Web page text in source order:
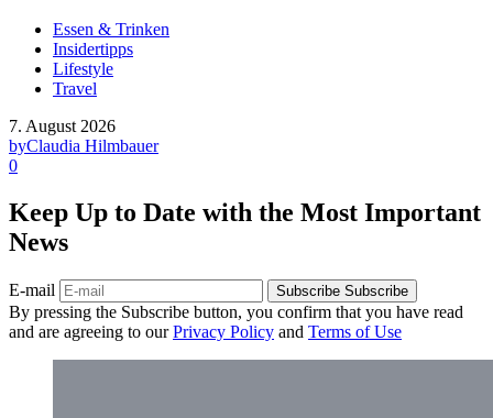
Essen & Trinken
Insidertipps
Lifestyle
Travel
7. August 2026
byClaudia Hilmbauer
0
Keep Up to Date with the Most Important
News
E-mail Subscribe Subscribe
By pressing the Subscribe button, you confirm that you have read
and are agreeing to ourPrivacy Policy and Terms of Use